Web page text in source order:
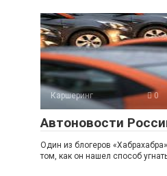
Каршеринг 0
Автоновости
Один из блогеров
том, как он нашел способ